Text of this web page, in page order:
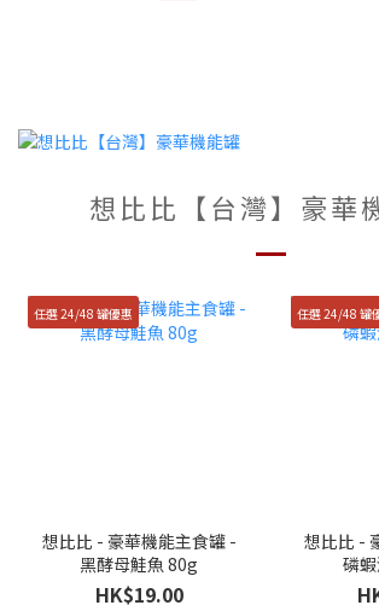
想比比【台灣】豪華
任選 24/48 罐優惠
想比比 - 豪華機能主食罐 -
黑酵母鮭魚 80g
HK$19.00
任選 24/48 罐
想比比 -
磷